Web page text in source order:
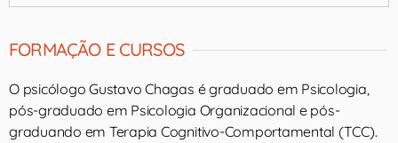
FORMAÇÃO E CURSOS
O psicólogo Gustavo Chagas é graduado em Psicologia,
pós-graduado em Psicologia Organizacional e pós-
graduando em Terapia Cognitivo-Comportamental (TCC).